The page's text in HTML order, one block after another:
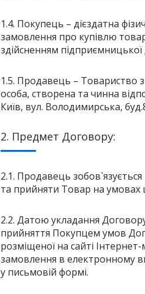
1.4. Покупець – дієздатна
замовлення про купівлю
здійсненням
1.5. Продавець – Товариство
особа, створена та чинна
Київ, вул. Володимирська,
2. Предмет Договору:
2.1. Продавець
та прийняти Товар на умовах
2.2. Датою укладання
прийняття Покупцем умов
розміщеної на сайті
замовлення в електронному
у письмовій формі.